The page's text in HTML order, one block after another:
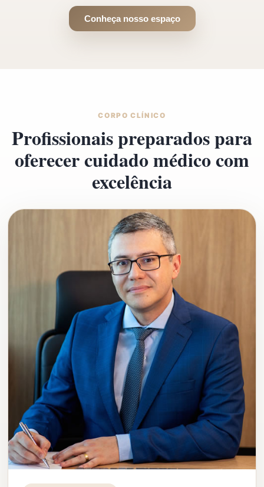
Conheça nosso espaço
CORPO CLÍNICO
Profissionais preparados para
oferecer cuidado médico com
excelência